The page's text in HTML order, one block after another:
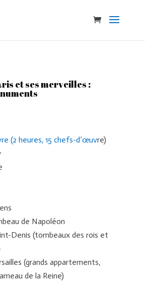
et ses merveilles :
(2 heures, 15 chefs-d’œuvre)
de Napoléon
Denis (tombeaux des rois et
(grands appartements,
de la Reine)